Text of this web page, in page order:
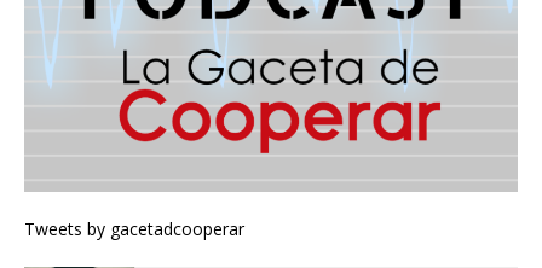
Tweets by gacetadcooperar